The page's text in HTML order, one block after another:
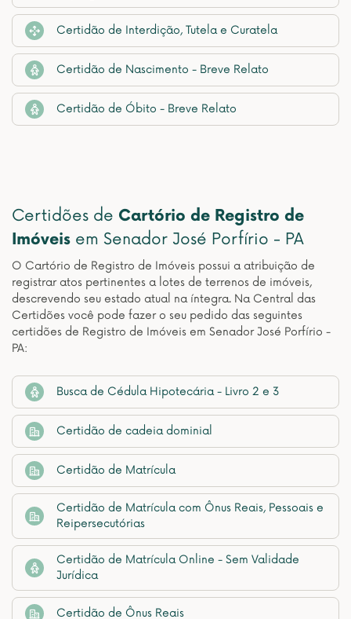
Certidão de Interdição, Tutela e Curatela
Certidão de Nascimento - Breve Relato
Certidão de Óbito - Breve Relato
Certidões de Cartório de Registro de
Imóveis em Senador José Porfírio - PA
O Cartório de Registro de Imóveis possui a atribuição de
registrar atos pertinentes a lotes de terrenos de imóveis,
descrevendo seu estado atual na íntegra. Na Central das
Certidões você pode fazer o seu pedido das seguintes
certidões de Registro de Imóveis em Senador José Porfírio -
PA:
Busca de Cédula Hipotecária - Livro 2 e 3
Certidão de cadeia dominial
Certidão de Matrícula
Certidão de Matrícula com Ônus Reais, Pessoais e
Reipersecutórias
Certidão de Matrícula Online - Sem Validade
Jurídica
Certidão de Ônus Reais